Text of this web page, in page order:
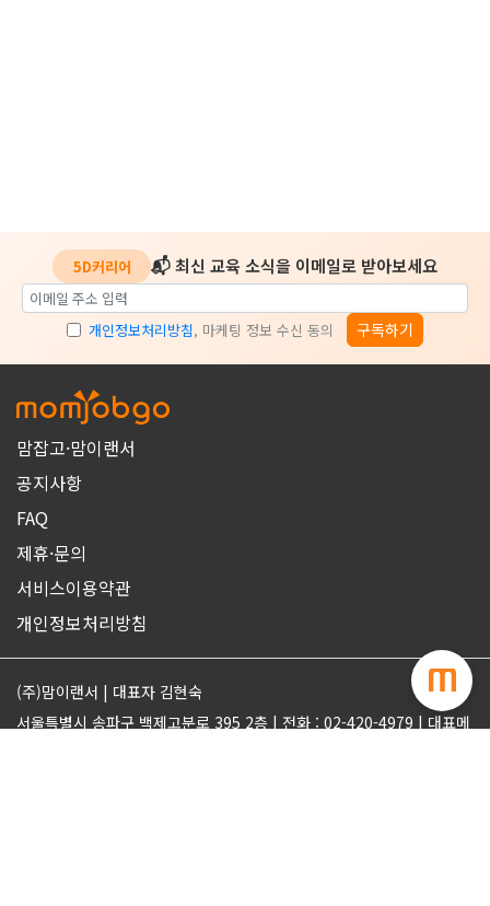
5D커리어 📬 최신 교육 소식을 이메일로 받아보세요
개인정보처리방침, 마케팅 정보 수신 동의 구독하기
맘잡고·맘이랜서
공지사항
FAQ
제휴·문의
서비스이용약관
개인정보처리방침
(주)맘이랜서 | 대표자 김현숙
서울특별시 송파구 백제고분로 395 2층 | 전화 : 02-420-4979 | 대표메